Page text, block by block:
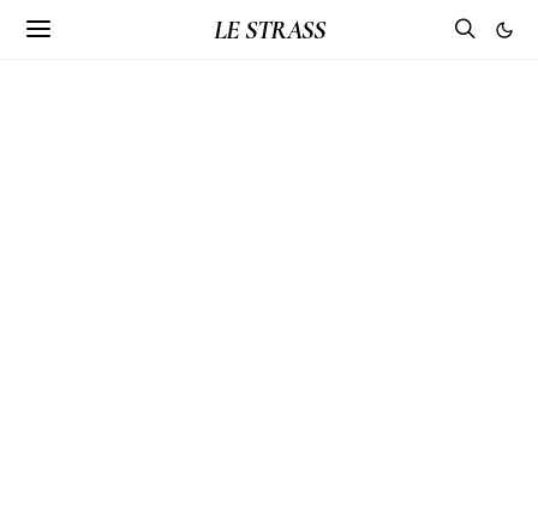
LE STRASS